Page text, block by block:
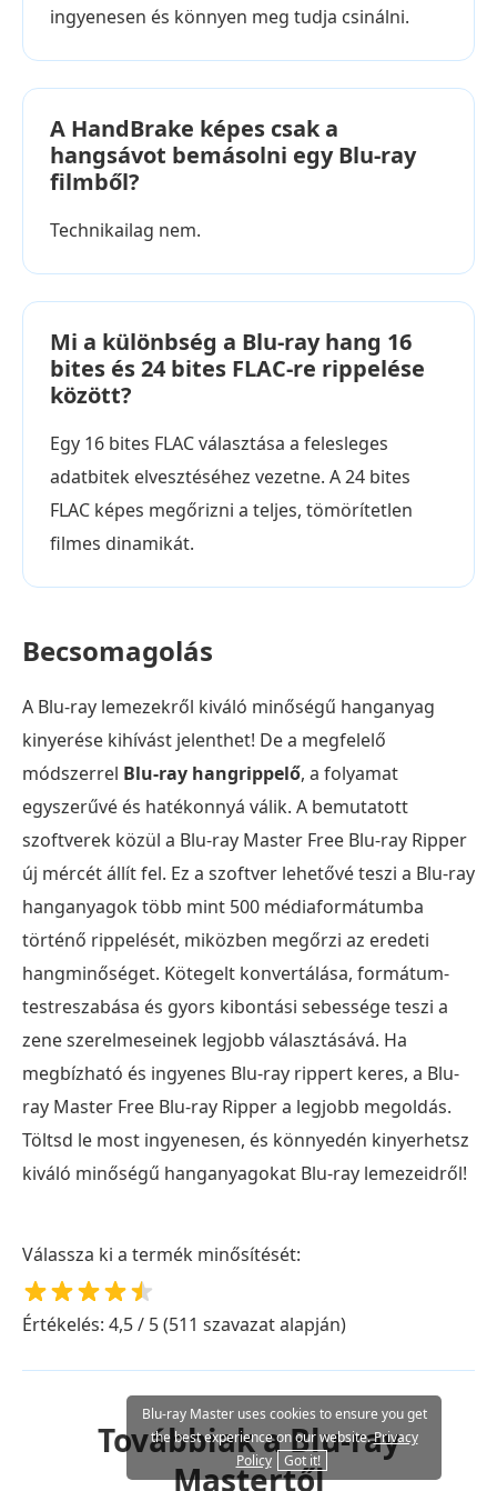
ingyenesen és könnyen meg tudja csinálni.
A HandBrake képes csak a
hangsávot bemásolni egy Blu-ray
filmből?
Technikailag nem.
Mi a különbség a Blu-ray hang 16
bites és 24 bites FLAC-re rippelése
között?
Egy 16 bites FLAC választása a felesleges
adatbitek elvesztéséhez vezetne. A 24 bites
FLAC képes megőrizni a teljes, tömörítetlen
filmes dinamikát.
Becsomagolás
A Blu-ray lemezekről kiváló minőségű hanganyag
kinyerése kihívást jelenthet! De a megfelelő
módszerrel Blu-ray hangrippelő, a folyamat
egyszerűvé és hatékonnyá válik. A bemutatott
szoftverek közül a Blu-ray Master Free Blu-ray Ripper
új mércét állít fel. Ez a szoftver lehetővé teszi a Blu-ray
hanganyagok több mint 500 médiaformátumba
történő rippelését, miközben megőrzi az eredeti
hangminőséget. Kötegelt konvertálása, formátum-
testreszabása és gyors kibontási sebessége teszi a
zene szerelmeseinek legjobb választásává. Ha
megbízható és ingyenes Blu-ray rippert keres, a Blu-
ray Master Free Blu-ray Ripper a legjobb megoldás.
Töltsd le most ingyenesen, és könnyedén kinyerhetsz
kiváló minőségű hanganyagokat Blu-ray lemezeidről!
Válassza ki a termék minősítését:
Értékelés: 4,5 / 5 (511 szavazat alapján)
Továbbiak a Blu-ray
Mastertől
Blu-ray Master uses cookies to ensure you get
the best experience on our website.Privacy
Policy
Got it!